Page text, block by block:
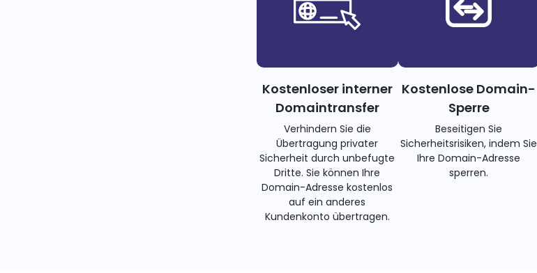
Kostenloser interner
Domaintransfer
Verhindern Sie die
Übertragung privater
Sicherheit durch unbefugte
Dritte. Sie können Ihre
Domain-Adresse kostenlos
auf ein anderes
Kundenkonto übertragen.
Kostenlose Domain-
Sperre
Beseitigen Sie
Sicherheitsrisiken, indem Sie
Ihre Domain-Adresse
sperren.